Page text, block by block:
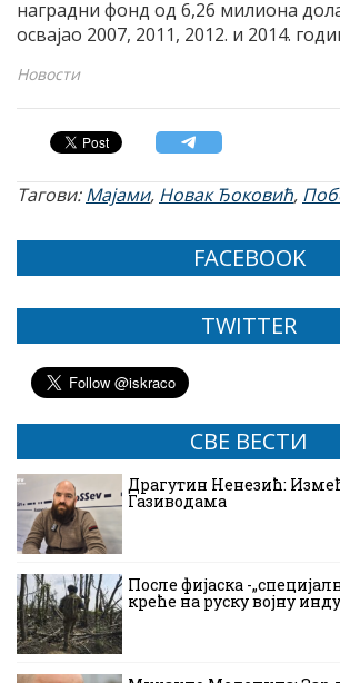
наградни фонд од 6,26 милиона
освајао 2007, 2011, 2012. и 2014.
Новости
Тагови:Мајами, Новак Ђоковић,
FACEBOOK
TWITTER
СВЕ ВЕСТИ
Драгутин Ненезић:
Газиводама
После фијаска -
креће на руску војну